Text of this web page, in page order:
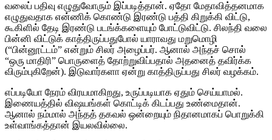
வலைப் பதிவு எழுதுவோரும் இப்படித்தான். ஏதோ மேதாவித்தனமாக
எழுதுவதாக என்ணிக் கொண்டு இரண்டு பத்தி கிறுக்கி விட்டு,
கூகிளில் தேடி இரண்டு படங்க்களையும் போட்டுவிட்டு. சிலந்தி வலை
பின்னி விட்டுக் காத்திருப்பதுபோல் யாராவது மறுமொழி
(“பின்னூட்டம்” என்றும் சிலர் அழைப்பர். ஆனால் அந்தச் சொல்
“ஒரு மாதிரி” பொருளைத் தோற்றுவிப்பதால் அதனைத் தவிர்க்க
விரும்புகிறேன்). இடுவார்களா ஏன்று காத்திருப்பது சிலர் வழக்கம்.
எப்படியோ நேரம் விரயமாகிறது, உருப்படியாக ஏதும் செய்யாமல்.
இணையத்தில் விஷயங்கள் கொட்டிக் கிடப்பது உண்மைதான்.
ஆனால் நம்மால் அந்தத் தகவல் ஒன்றையும் நிதானமாகப் பொறுக்கி
உள்வாங்கத்தான் இயலவில்லை.